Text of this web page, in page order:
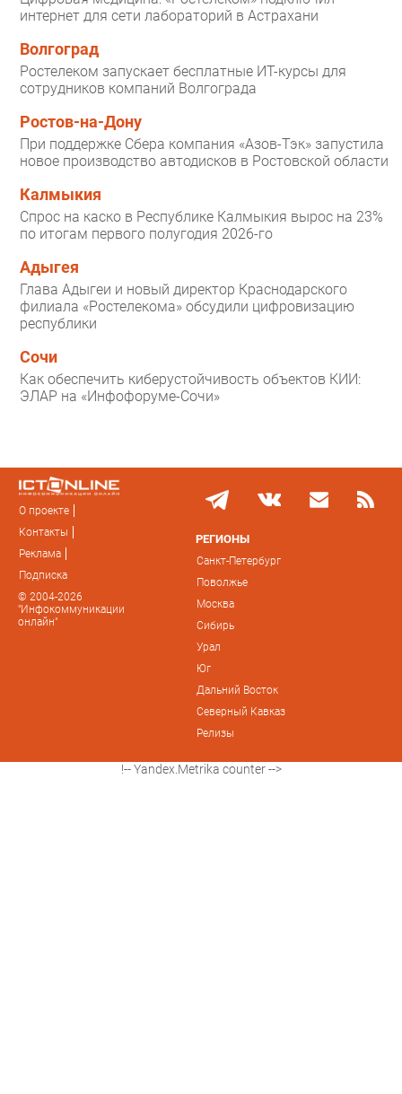
интернет для сети лабораторий в Астрахани
Волгоград
Ростелеком запускает бесплатные ИТ-курсы для
сотрудников компаний Волгограда
Ростов-на-Дону
При поддержке Сбера компания «Азов-Тэк» запустила
новое производство автодисков в Ростовской области
Калмыкия
Спрос на каско в Республике Калмыкия вырос на 23%
по итогам первого полугодия 2026-го
Адыгея
Глава Адыгеи и новый директор Краснодарского
филиала «Ростелекома» обсудили цифровизацию
республики
Сочи
Как обеспечить киберустойчивость объектов КИИ:
ЭЛАР на «Инфофоруме-Сочи»
О проекте
Контакты
Реклама
Подписка
© 2004-2026
"Инфокоммуникации
онлайн"
РЕГИОНЫ
Санкт-Петербург
Поволжье
Москва
Сибирь
Урал
Юг
Дальний Восток
Северный Кавказ
Релизы
!-- Yandex.Metrika counter -->